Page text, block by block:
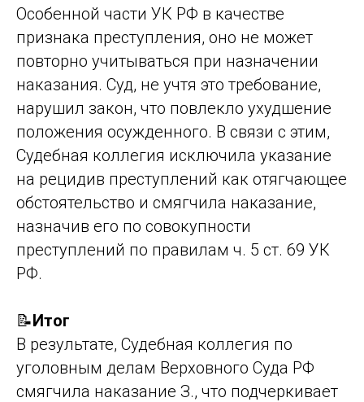
Особенной части УК РФ в качестве
признака преступления, оно не может
повторно учитываться при назначении
наказания. Суд, не учтя это требование,
нарушил закон, что повлекло ухудшение
положения осужденного. В связи с этим,
Судебная коллегия исключила указание
на рецидив преступлений как отягчающее
обстоятельство и смягчила наказание,
назначив его по совокупности
преступлений по правилам ч. 5 ст. 69 УК
РФ.
📝Итог
В результате, Судебная коллегия по
уголовным делам Верховного Суда РФ
смягчила наказание З., что подчеркивает